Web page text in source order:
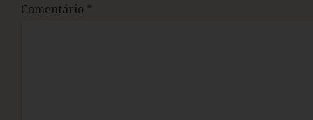
Comentário *